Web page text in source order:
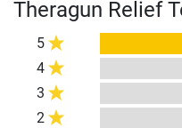
Theragun Relief
5
4
3
2